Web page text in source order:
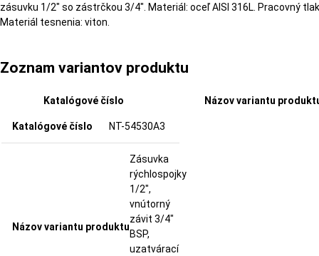
zásuvku 1/2″ so zástrčkou 3/4″. Materiál: oceľ AISI 316L. Pracovný
Materiál tesnenia: viton.
Zoznam variantov produktu
Katalógové číslo Názov variantu
NT-54530A3
Zásuvka
rýchlospojky
1/2",
vnútorný
závit 3/4"
BSP,
uzatvárací